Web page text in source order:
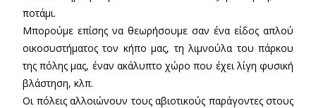
ποτάμι.
Μπορούμε επίσης να θεωρήσουμε σαν ένα είδος απλού
οικοσυστήματος τον κήπο μας, τη λιμνούλα του πάρκου
της πόλης μας, έναν ακάλυπτο χώρο που έχει λίγη φυσική
βλάστηση, κλπ.
Οι πόλεις αλλοιώνουν τους αβιοτικούς παράγοντες στους